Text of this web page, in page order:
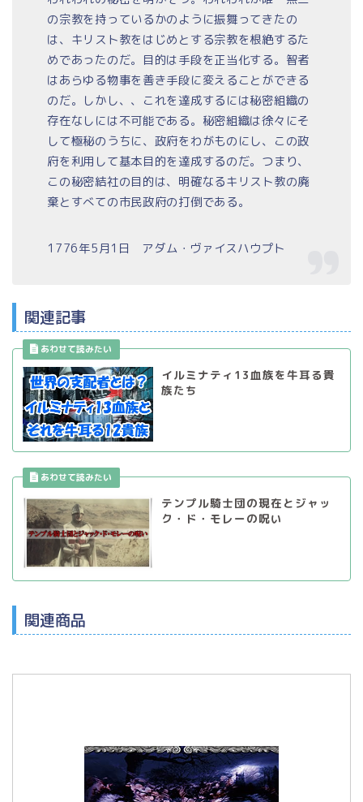
の宗教を持っているかのように振舞ってきたの
は、キリスト教をはじめとする宗教を根絶するた
めであったのだ。目的は手段を正当化する。智者
はあらゆる物事を善き手段に変えることができる
のだ。しかし、、これを達成するには秘密組織の
存在なしには不可能である。秘密組織は徐々にそ
して極秘のうちに、政府をわがものにし、この政
府を利用して基本目的を達成するのだ。つまり、
この秘密結社の目的は、明確なるキリスト教の廃
棄とすべての市民政府の打倒である。
1776年5月1日 アダム・ヴァイスハウプト
関連記事
イルミナティ13血族を牛耳る貴
族たち
テンプル騎士団の現在とジャッ
ク・ド・モレーの呪い
関連商品